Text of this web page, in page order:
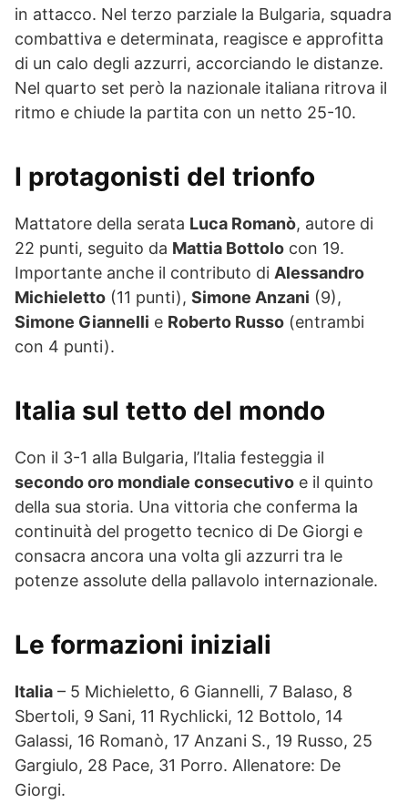
in attacco. Nel terzo parziale la Bulgaria, squadra
combattiva e determinata, reagisce e approfitta
di un calo degli azzurri, accorciando le distanze.
Nel quarto set però la nazionale italiana ritrova il
ritmo e chiude la partita con un netto 25-10.
I protagonisti del trionfo
Mattatore della serata Luca Romanò, autore di
22 punti, seguito da Mattia Bottolo con 19.
Importante anche il contributo di Alessandro
Michieletto (11 punti), Simone Anzani (9),
Simone Giannelli e Roberto Russo (entrambi
con 4 punti).
Italia sul tetto del mondo
Con il 3-1 alla Bulgaria, l’Italia festeggia il
secondo oro mondiale consecutivo e il quinto
della sua storia. Una vittoria che conferma la
continuità del progetto tecnico di De Giorgi e
consacra ancora una volta gli azzurri tra le
potenze assolute della pallavolo internazionale.
Le formazioni iniziali
Italia – 5 Michieletto, 6 Giannelli, 7 Balaso, 8
Sbertoli, 9 Sani, 11 Rychlicki, 12 Bottolo, 14
Galassi, 16 Romanò, 17 Anzani S., 19 Russo, 25
Gargiulo, 28 Pace, 31 Porro. Allenatore: De
Giorgi.